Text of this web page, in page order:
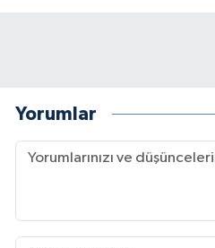
Yorumlar